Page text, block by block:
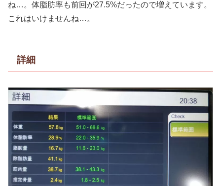
ね…。体脂肪率も前回が27.5%だったので増えています。
これはいけませんね…。
詳細